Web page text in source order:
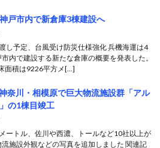
戸市内で新倉庫3棟建設へ
し予定、台風受け防災仕様強化 兵機海運は4
内で建設する新たな倉庫の概要を発表した。
面積は9226平方メ[…]
奈川・相模原で巨大物流施設群「アル
の1棟目竣工
ートル、佐川や西濃、トールなど10社以上が
施設外観などの写真を追加しました 関連記